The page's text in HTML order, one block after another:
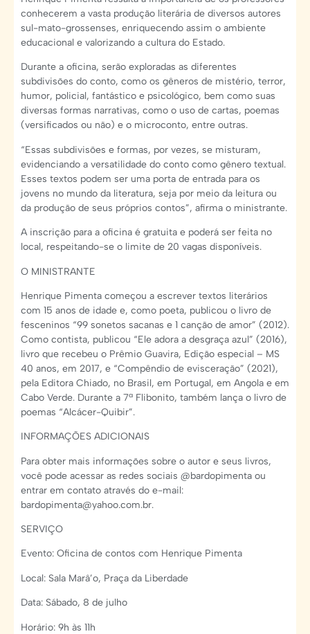
conhecerem a vasta produção literária de diversos autores
sul-mato-grossenses, enriquecendo assim o ambiente
educacional e valorizando a cultura do Estado.
Durante a oficina, serão exploradas as diferentes
subdivisões do conto, como os gêneros de mistério, terror,
humor, policial, fantástico e psicológico, bem como suas
diversas formas narrativas, como o uso de cartas, poemas
(versificados ou não) e o microconto, entre outras.
“Essas subdivisões e formas, por vezes, se misturam,
evidenciando a versatilidade do conto como gênero textual.
Esses textos podem ser uma porta de entrada para os
jovens no mundo da literatura, seja por meio da leitura ou
da produção de seus próprios contos”, afirma o ministrante.
A inscrição para a oficina é gratuita e poderá ser feita no
local, respeitando-se o limite de 20 vagas disponíveis.
O MINISTRANTE
Henrique Pimenta começou a escrever textos literários
com 15 anos de idade e, como poeta, publicou o livro de
fesceninos “99 sonetos sacanas e 1 canção de amor” (2012).
Como contista, publicou “Ele adora a desgraça azul” (2016),
livro que recebeu o Prêmio Guavira, Edição especial – MS
40 anos, em 2017, e “Compêndio de evisceração” (2021),
pela Editora Chiado, no Brasil, em Portugal, em Angola e em
Cabo Verde. Durante a 7ª Flibonito, também lança o livro de
poemas “Alcácer-Quibir”.
INFORMAÇÕES ADICIONAIS
Para obter mais informações sobre o autor e seus livros,
você pode acessar as redes sociais @bardopimenta ou
entrar em contato através do e-mail:
bardopimenta@yahoo.com.br.
SERVIÇO
Evento: Oficina de contos com Henrique Pimenta
Local: Sala Marâ’o, Praça da Liberdade
Data: Sábado, 8 de julho
Horário: 9h às 11h